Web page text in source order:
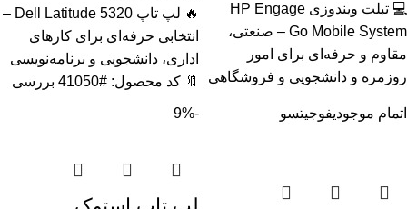
💻 تبلت ویندوزی HP Engage
Go Mobile System – صنعتی،
مقاوم و حرفه‌ای برای امور
روزمره و دانشجویی و فروشگاهی
🔥 لپ تاپ Dell Latitude 5320 –
انتخابی حرفه‌ای برای کارهای
اداری، دانشجویی و برنامه‌نویسی
🔖 کد محصول: #41050 بررسی
اتمام موجودیفوجیتسو -9%